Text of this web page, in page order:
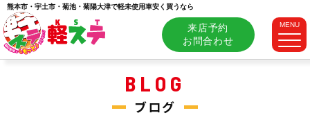
熊本市・宇土市・菊池・菊陽大津で軽未使用車安く買うなら
来店予約
お問合わせ
MENU
BLOG
ブログ